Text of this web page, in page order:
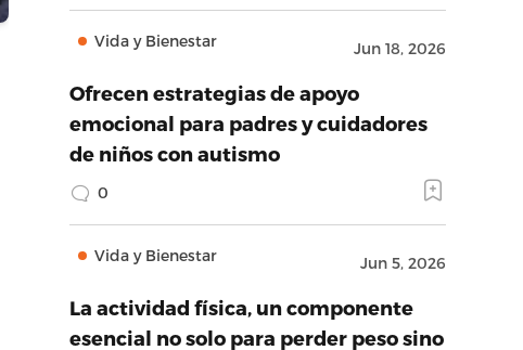
Vida y Bienestar Jun 18, 2026
Ofrecen estrategias de apoyo
emocional para padres y cuidadores
de niños con autismo
0
Vida y Bienestar Jun 5, 2026
La actividad física, un componente
esencial no solo para perder peso sino